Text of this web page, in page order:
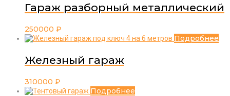
Гараж разборный металлический
250000 ₽
Подробнее
Железный гараж
310000 ₽
Подробнее